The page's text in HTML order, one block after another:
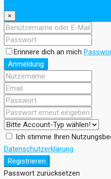
×
Erinnere dich an mich
Anmeldung
Ich stimme Ihren
Datenschutzerklärung
Registrieren
Passwort zurücksetzen